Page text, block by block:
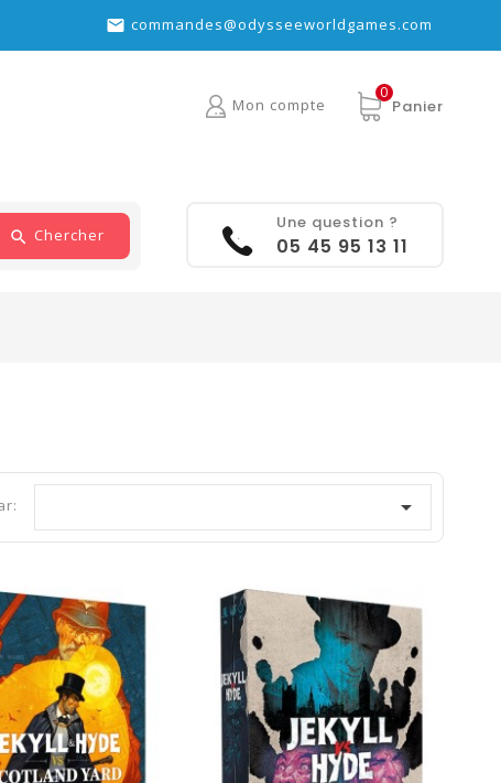
 commandes@odysseeworldgames.com
Panier
0
Mon compte
Une question ?
05 45 95 13 11
Chercher
